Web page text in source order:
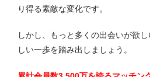
り得る素敵な変化です。
しかし、もっと多くの出会いが欲
しい一歩を踏み出しましょう。